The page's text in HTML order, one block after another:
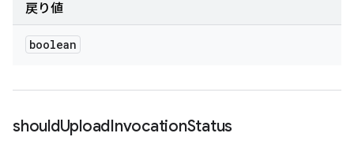
戻り値
boolean
shouldUploadInvocationStatus